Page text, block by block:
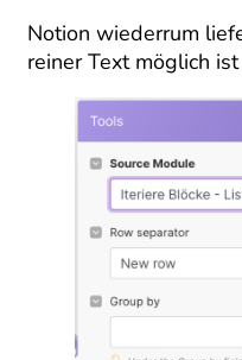
Notion wiederrum
reiner Text möglich